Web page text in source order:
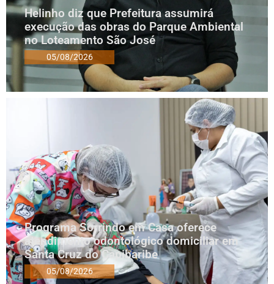
Helinho diz que Prefeitura assumirá
execução das obras do Parque Ambiental
no Loteamento São José
05/08/2026
Programa Sorrindo em Casa oferece
atendimento odontológico domiciliar em
Santa Cruz do Capibaribe
05/08/2026